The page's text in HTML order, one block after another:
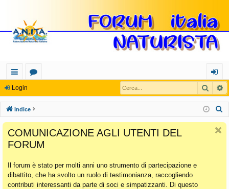
oll
eg
a
m
en
ti
Ra
u
m
og
in
Login Cerca
Indice
COMUNICAZIONE AGLI UTENTI DEL
FORUM
Il forum è stato per molti anni uno strumento di partecipazione e
dibattito, che ha svolto un ruolo di testimonianza, raccogliendo
contributi interessanti da parte di soci e simpatizzanti. Di questo